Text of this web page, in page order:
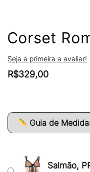
Corset
Seja a primeira a avaliar!
R$329,00
Guia de
Salmão,